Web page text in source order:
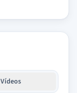
Vídeos